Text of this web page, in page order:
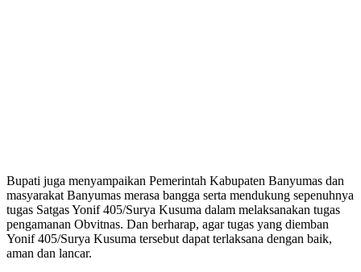
Bupati juga menyampaikan Pemerintah Kabupaten Banyumas dan
masyarakat Banyumas merasa bangga serta mendukung sepenuhnya
tugas Satgas Yonif 405/Surya Kusuma dalam melaksanakan tugas
pengamanan Obvitnas. Dan berharap, agar tugas yang diemban
Yonif 405/Surya Kusuma tersebut dapat terlaksana dengan baik,
aman dan lancar.